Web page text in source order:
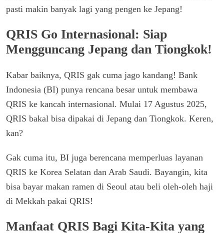
pasti makin banyak lagi yang pengen ke Jepang!
QRIS Go Internasional: Siap
Mengguncang Jepang dan Tiongkok!
Kabar baiknya, QRIS gak cuma jago kandang! Bank
Indonesia (BI) punya rencana besar untuk membawa
QRIS ke kancah internasional. Mulai 17 Agustus 2025,
QRIS bakal bisa dipakai di Jepang dan Tiongkok. Keren,
kan?
Gak cuma itu, BI juga berencana memperluas layanan
QRIS ke Korea Selatan dan Arab Saudi. Bayangin, kita
bisa bayar makan ramen di Seoul atau beli oleh-oleh haji
di Mekkah pakai QRIS!
Manfaat QRIS Bagi Kita-Kita yang